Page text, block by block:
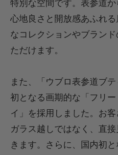
特別な空間です。表参道
心地良さと開放感あふれ
なコレクションやブラン
ただけます。
また、「ウブロ表参道ブ
初となる画期的な「フリ
イ」を採用しました。お
ガラス越しではなく、直
きます。さらに、国内初